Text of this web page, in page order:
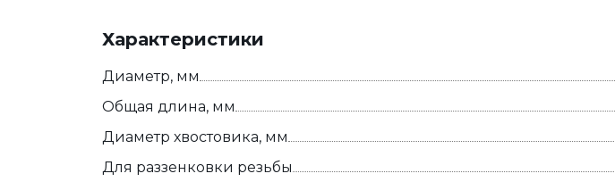
Характеристики
Диаметр, мм
Общая длина, мм
Диаметр хвостовика, мм
Для раззенковки резьбы